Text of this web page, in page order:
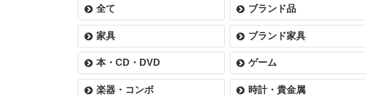
全て ブランド品
家具 ブランド家具
本・CD・DVD ゲーム
楽器・コンボ 時計・貴金属